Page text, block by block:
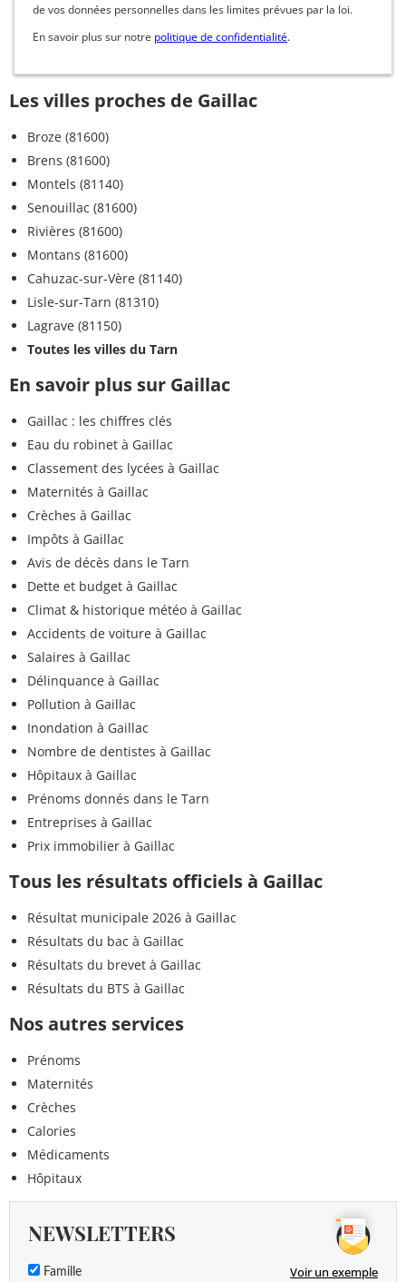
de vos données personnelles dans les limites prévues par la loi.
En savoir plus sur notre politique de confidentialité.
Les villes proches de Gaillac
Broze (81600)
Brens (81600)
Montels (81140)
Senouillac (81600)
Rivières (81600)
Montans (81600)
Cahuzac-sur-Vère (81140)
Lisle-sur-Tarn (81310)
Lagrave (81150)
Toutes les villes du Tarn
En savoir plus sur Gaillac
Gaillac : les chiffres clés
Eau du robinet à Gaillac
Classement des lycées à Gaillac
Maternités à Gaillac
Crèches à Gaillac
Impôts à Gaillac
Avis de décès dans le Tarn
Dette et budget à Gaillac
Climat & historique météo à Gaillac
Accidents de voiture à Gaillac
Salaires à Gaillac
Délinquance à Gaillac
Pollution à Gaillac
Inondation à Gaillac
Nombre de dentistes à Gaillac
Hôpitaux à Gaillac
Prénoms donnés dans le Tarn
Entreprises à Gaillac
Prix immobilier à Gaillac
Tous les résultats officiels à Gaillac
Résultat municipale 2026 à Gaillac
Résultats du bac à Gaillac
Résultats du brevet à Gaillac
Résultats du BTS à Gaillac
Nos autres services
Prénoms
Maternités
Crèches
Calories
Médicaments
Hôpitaux
NEWSLETTERS
Famille Voir un exemple